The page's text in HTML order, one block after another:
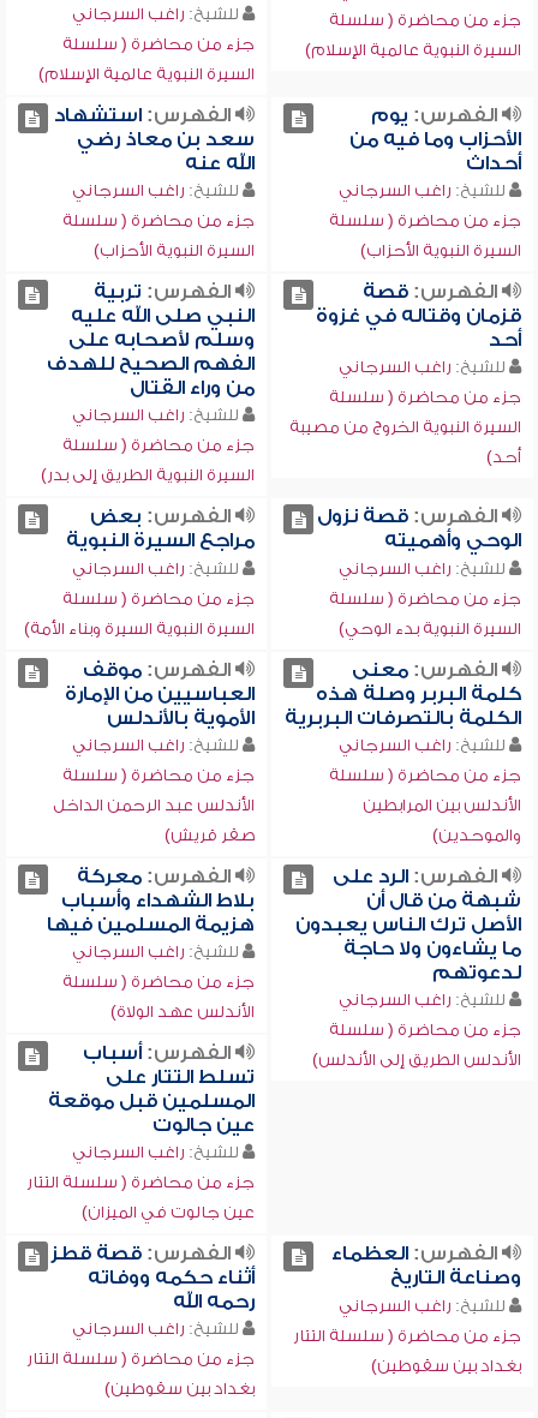
جزء من محاضرة ( سلسلة
السيرة النبوية عالمية الإسلام)
للشيخ: راغب السرجاني
جزء من محاضرة ( سلسلة
السيرة النبوية عالمية الإسلام)
الفهرس: يوم
الأحزاب وما فيه من
أحداث
للشيخ: راغب السرجاني
جزء من محاضرة ( سلسلة
السيرة النبوية الأحزاب)
الفهرس:استشهاد
سعد بن معاذ رضي
الله عنه
للشيخ: راغب السرجاني
جزء من محاضرة ( سلسلة
السيرة النبوية الأحزاب)
الفهرس:قصة
قزمان وقتاله في غزوة
أحد
للشيخ: راغب السرجاني
جزء من محاضرة ( سلسلة
السيرة النبوية الخروج من مصيبة
أحد)
الفهرس: تربية
النبي صلى الله عليه
وسلم لأصحابه على
الفهم الصحيح للهدف
من وراء القتال
للشيخ: راغب السرجاني
جزء من محاضرة ( سلسلة
السيرة النبوية الطريق إلى بدر)
الفهرس:قصة نزول
الوحي وأهميته
للشيخ: راغب السرجاني
جزء من محاضرة ( سلسلة
السيرة النبوية بدء الوحي)
الفهرس: بعض
مراجع السيرة النبوية
للشيخ: راغب السرجاني
جزء من محاضرة ( سلسلة
السيرة النبوية السيرة وبناء الأمة)
الفهرس:معنى
كلمة البربر وصلة هذه
الكلمة بالتصرفات البربرية
للشيخ: راغب السرجاني
جزء من محاضرة ( سلسلة
الأندلس بين المرابطين
والموحدين)
الفهرس:موقف
العباسيين من الإمارة
الأموية بالأندلس
للشيخ: راغب السرجاني
جزء من محاضرة ( سلسلة
الأندلس عبد الرحمن الداخل
صقر قريش)
الفهرس:الرد على
شبهة من قال أن
الأصل ترك الناس يعبدون
ما يشاءون ولا حاجة
لدعوتهم
للشيخ: راغب السرجاني
جزء من محاضرة ( سلسلة
الأندلس الطريق إلى الأندلس)
الفهرس:معركة
بلاط الشهداء وأسباب
هزيمة المسلمين فيها
للشيخ: راغب السرجاني
جزء من محاضرة ( سلسلة
الأندلس عهد الولاة)
الفهرس:أسباب
تسلط التتار على
المسلمين قبل موقعة
عين جالوت
للشيخ: راغب السرجاني
جزء من محاضرة ( سلسلة التتار
عين جالوت في الميزان)
الفهرس:العظماء
وصناعة التاريخ
للشيخ: راغب السرجاني
جزء من محاضرة ( سلسلة التتار
بغداد بين سقوطين)
الفهرس:قصة قطز
أثناء حكمه ووفاته
رحمه الله
للشيخ: راغب السرجاني
جزء من محاضرة ( سلسلة التتار
بغداد بين سقوطين)